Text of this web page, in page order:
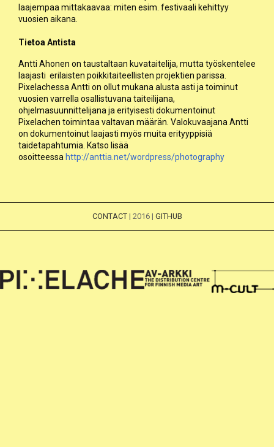
laajempaa mittakaavaa: miten esim. festivaali kehittyy
vuosien aikana.
Tietoa Antista
Antti Ahonen on taustaltaan kuvataitelija, mutta työskentelee
laajasti erilaisten poikkitaiteellisten projektien parissa.
Pixelachessa Antti on ollut mukana alusta asti ja toiminut
vuosien varrella osallistuvana taiteilijana,
ohjelmasuunnittelijana ja erityisesti dokumentoinut
Pixelachen toimintaa valtavan määrän. Valokuvaajana Antti
on dokumentoinut laajasti myös muita erityyppisiä
taidetapahtumia. Katso lisää
osoitteessa http://anttia.net/wordpress/photography
CONTACT| 2016 | GITHUB